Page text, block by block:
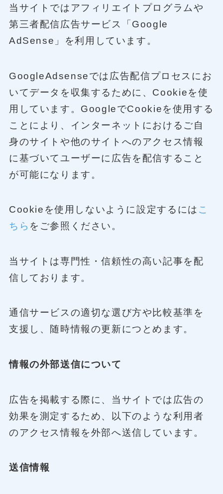
当サイトではアフィリエイトプログラムや
第三者配信広告サービス「Google
AdSense」を利用しています。
GoogleAdsenseでは広告配信プロセスにお
いてデータを収集するために、Cookieを使
用しています。GoogleでCookieを使用する
ことにより、インターネットにおけるご自
身のサイトや他のサイトへのアクセス情報
に基づいてユーザーに広告を配信すること
が可能になります。
Cookieを使用しないように設定するには こ
ちら をご参照ください。
当サイトは専門性・信頼性の高い記事を配
信しております。
通信サービスの適切な選び方や比較基準を
支援し、随時情報の更新につとめます。
情報の外部送信について
広告を掲載する際に、当サイトでは広告の
効果を測定するため、以下のような利用者
のアクセス情報を外部へ送信しています。
送信情報